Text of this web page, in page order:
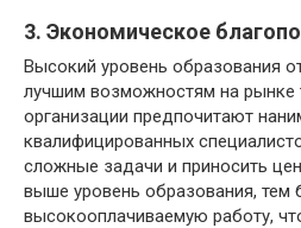
3. Экономическое
Высокий уровень образования
лучшим возможностям на рынке
организации предпочитают
квалифицированных
сложные задачи и приносить
выше уровень образования, тем
высокооплачиваемую работу,